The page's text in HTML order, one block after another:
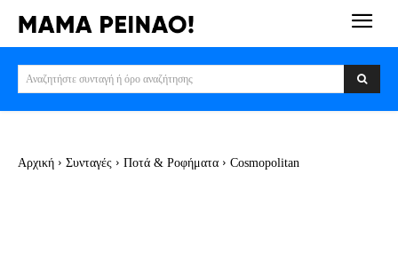
Αναζητήστε συνταγή ή όρο αναζήτησης
Αρχική Συνταγές Ποτά & Ροφήματα Cosmopolitan